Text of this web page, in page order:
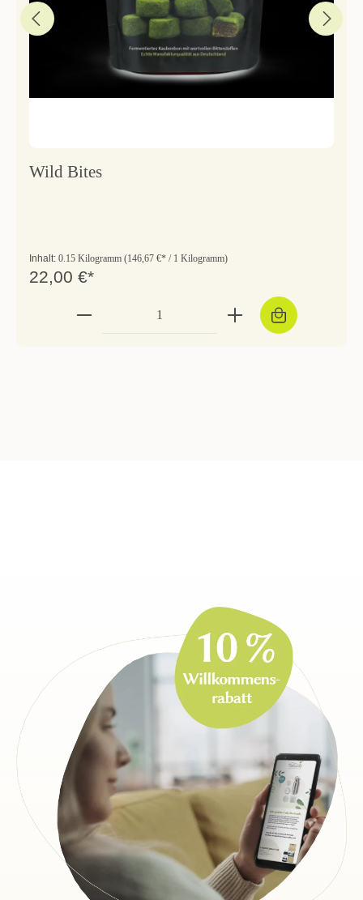
Wild Bites
Inhalt: 0.15 Kilogramm (146,67 €* / 1 Kilogramm)
22,00 €*